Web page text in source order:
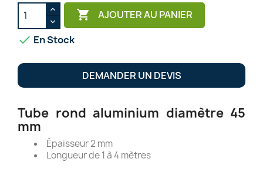
 AJOUTER AU PANIER
 En Stock
DEMANDER UN DEVIS
Tube rond aluminium diamètre 45
mm
Épaisseur 2 mm
Longueur de 1 à 4 mètres